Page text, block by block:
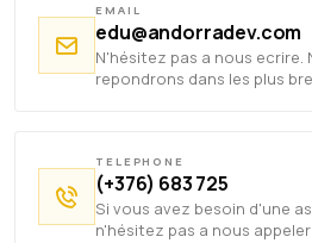
EMAIL
edu@andorradev.com
N'hésitez pas a nous ecrire.
repondrons dans les plus
TELEPHONE
(+376) 683 725
Si vous avez besoin d'une
n'hésitez pas a nous